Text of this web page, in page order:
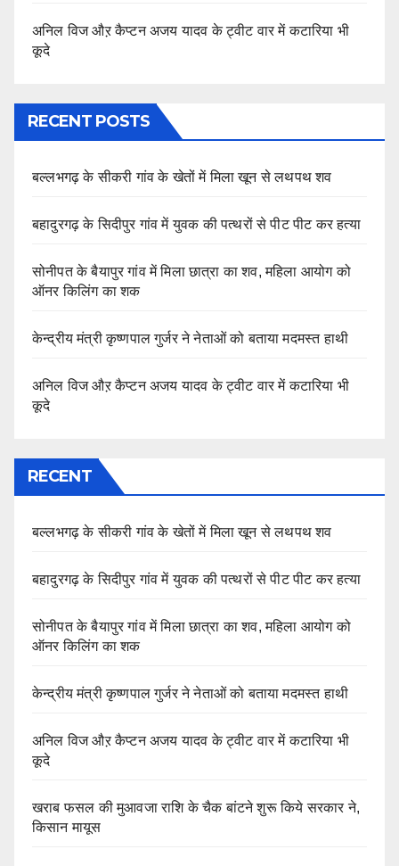
अनिल विज औऱ कैप्टन अजय यादव के ट्वीट वार में कटारिया भी
कूदे
RECENT POSTS
बल्लभगढ़ के सीकरी गांव के खेतों में मिला खून से लथपथ शव
बहादुरगढ़ के सिदीपुर गांव में युवक की पत्थरों से पीट पीट कर हत्या
सोनीपत के बैयापुर गांव में मिला छात्रा का शव, महिला आयोग को
ऑनर किलिंग का शक
केन्द्रीय मंत्री कृष्णपाल गुर्जर ने नेताओं को बताया मदमस्त हाथी
अनिल विज औऱ कैप्टन अजय यादव के ट्वीट वार में कटारिया भी
कूदे
RECENT
बल्लभगढ़ के सीकरी गांव के खेतों में मिला खून से लथपथ शव
बहादुरगढ़ के सिदीपुर गांव में युवक की पत्थरों से पीट पीट कर हत्या
सोनीपत के बैयापुर गांव में मिला छात्रा का शव, महिला आयोग को
ऑनर किलिंग का शक
केन्द्रीय मंत्री कृष्णपाल गुर्जर ने नेताओं को बताया मदमस्त हाथी
अनिल विज औऱ कैप्टन अजय यादव के ट्वीट वार में कटारिया भी
कूदे
खराब फसल की मुआवजा राशि के चैक बांटने शुरू किये सरकार ने,
किसान मायूस